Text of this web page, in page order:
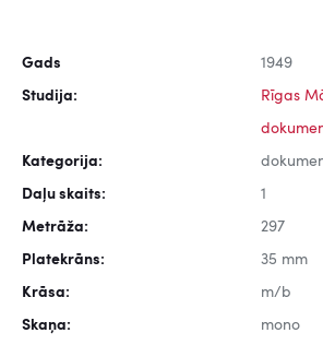
Gads 1949
Studija: Rīgas
Kategorija:
Daļu skaits: 1
Metrāža: 297
Platekrāns: 35 mm
Krāsa: m/b
Skaņa: mono